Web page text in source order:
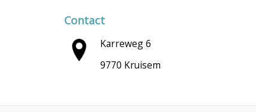
Contact
Karreweg 6
9770 Kruisem